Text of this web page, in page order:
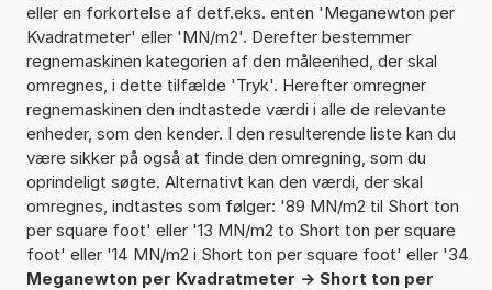
eller en forkortelse af detf.eks. enten 'Meganewton per
Kvadratmeter' eller 'MN/m2'. Derefter bestemmer
regnemaskinen kategorien af den måleenhed, der skal
omregnes, i dette tilfælde 'Tryk'. Herefter omregner
regnemaskinen den indtastede værdi i alle de relevante
enheder, som den kender. I den resulterende liste kan du
være sikker på også at finde den omregning, som du
oprindeligt søgte. Alternativt kan den værdi, der skal
omregnes, indtastes som følger: '89 MN/m2 til Short ton
per square foot' eller '13 MN/m2 to Short ton per square
foot' eller '14 MN/m2 i Short ton per square foot' eller '34
Meganewton per Kvadratmeter -> Short ton per